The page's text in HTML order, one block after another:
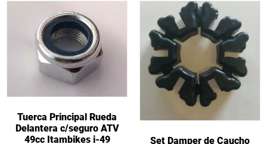
Tuerca Principal Rueda
Delantera c/seguro ATV
49cc Itambikes i-49
Set Damper de Caucho